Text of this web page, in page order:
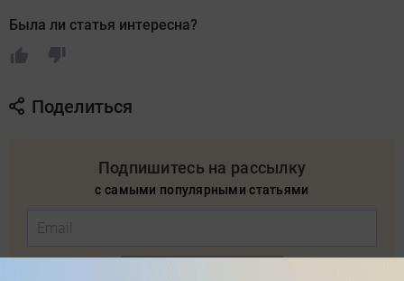
Была ли статья интересна?
Поделиться
Подпишитесь на рассылку
с самыми популярными статьями